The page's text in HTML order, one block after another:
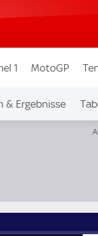
1 MotoGP
& Ergebnisse